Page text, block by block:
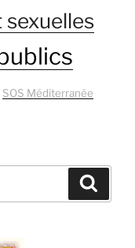
SOS Méditerranée